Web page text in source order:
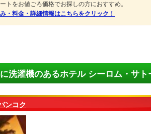
トをお値ごろ価格でお探しの方におすすめ。
・料金・詳細情報はこちらをクリック！
に洗濯機のあるホテル シーロム・サト
ンコク